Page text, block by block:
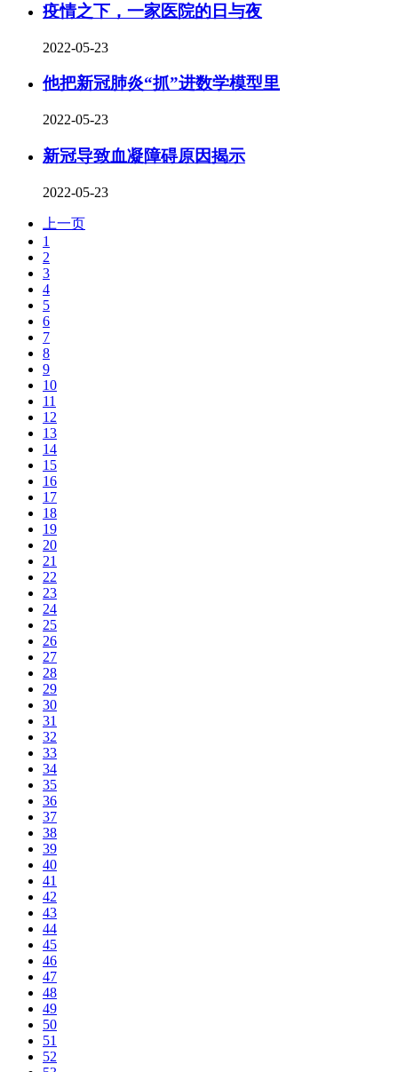
疫情之下，一家医院的日与夜
2022-05-23
他把新冠肺炎“抓”进数学模型里
2022-05-23
新冠导致血凝障碍原因揭示
2022-05-23
上一页
1
2
3
4
5
6
7
8
9
10
11
12
13
14
15
16
17
18
19
20
21
22
23
24
25
26
27
28
29
30
31
32
33
34
35
36
37
38
39
40
41
42
43
44
45
46
47
48
49
50
51
52